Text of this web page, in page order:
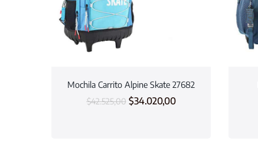
Mochila Carrito Alpine Skate 27682
$42.525,00 $34.020,00